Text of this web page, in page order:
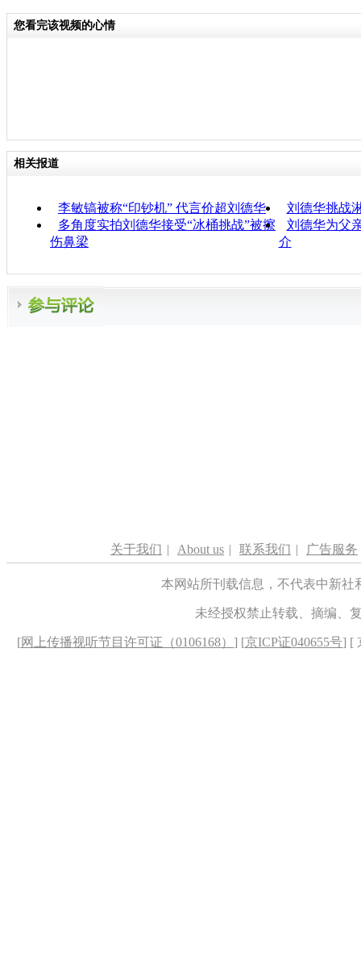
您看完该视频的心情
相关报道
李敏镐被称“印钞机” 代言价超刘德华
刘德华挑战
多角度实拍刘德华接受“冰桶挑战”被擦
伤鼻梁
刘德华为父
介
关于我们 | About us | 联系我们 | 广告服务
本网站所刊载信息，不代表中新
未经授权禁止转载、摘编、
[网上传播视听节目许可证（0106168） ] [京ICP证040655号] [